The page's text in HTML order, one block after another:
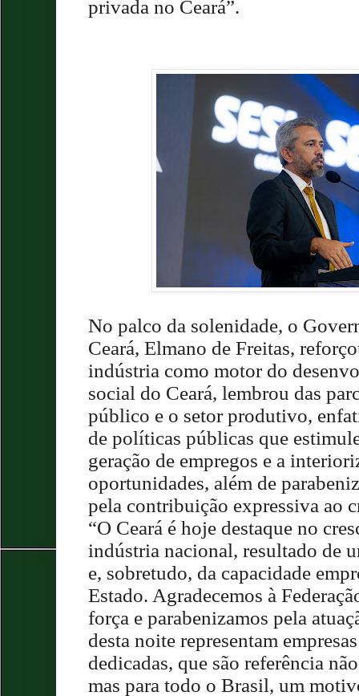
privada no Ceará”.
No palco da solenidade, o
Ceará, Elmano de Freitas,
indústria como motor do
social do Ceará, lembrou das
público e o setor produtivo,
de políticas públicas que
geração de empregos e a
oportunidades, além de
pela contribuição expressiva ao
“O Ceará é hoje destaque no
indústria nacional, resultado de
e, sobretudo, da capacidade
Estado. Agradecemos à
força e parabenizamos pela
desta noite representam
dedicadas, que são referência
mas para todo o Brasil, um